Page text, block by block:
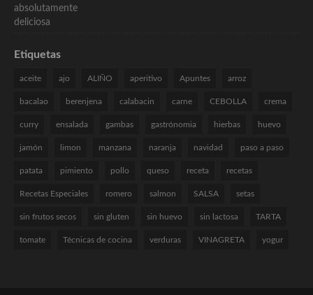
Etiquetas
aceite ajo ALIÑO aperitivo Apuntes arroz
bacalao berenjena calabacin carne CEBOLLA crema
curry ensalada gambas gastrónomia hierbas huevo
jamón limon manzana naranja navidad paso a paso
patata pimiento pollo queso receta recetas
Recetas Especiales romero salmon SALSA setas
sin frutos secos sin gluten sin huevo sin lactosa TARTA
tomate Técnicas de cocina verduras VINAGRETA yogur